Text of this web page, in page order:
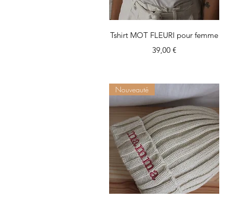
Aperçu rapide
Tshirt MOT FLEURI pour femme
Prix
39,00 €
Nouveauté